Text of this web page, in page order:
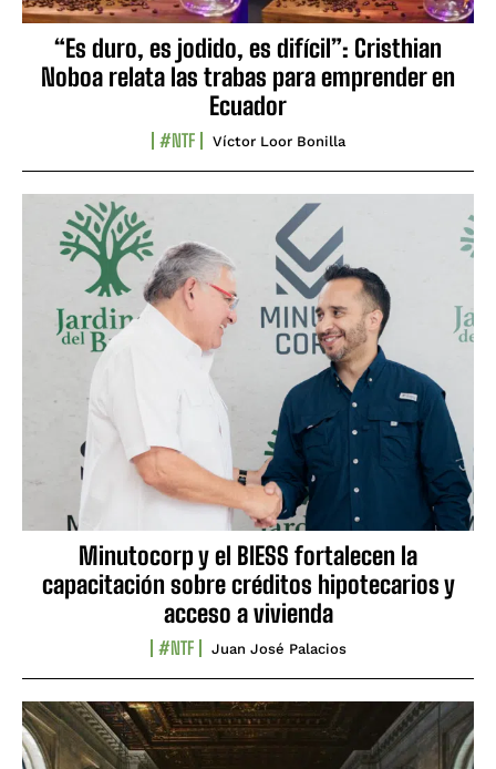
“Es duro, es jodido, es difícil”: Cristhian
Noboa relata las trabas para emprender en
Ecuador
#NTF Víctor Loor Bonilla
Minutocorp y el BIESS fortalecen la
capacitación sobre créditos hipotecarios y
acceso a vivienda
#NTF Juan José Palacios